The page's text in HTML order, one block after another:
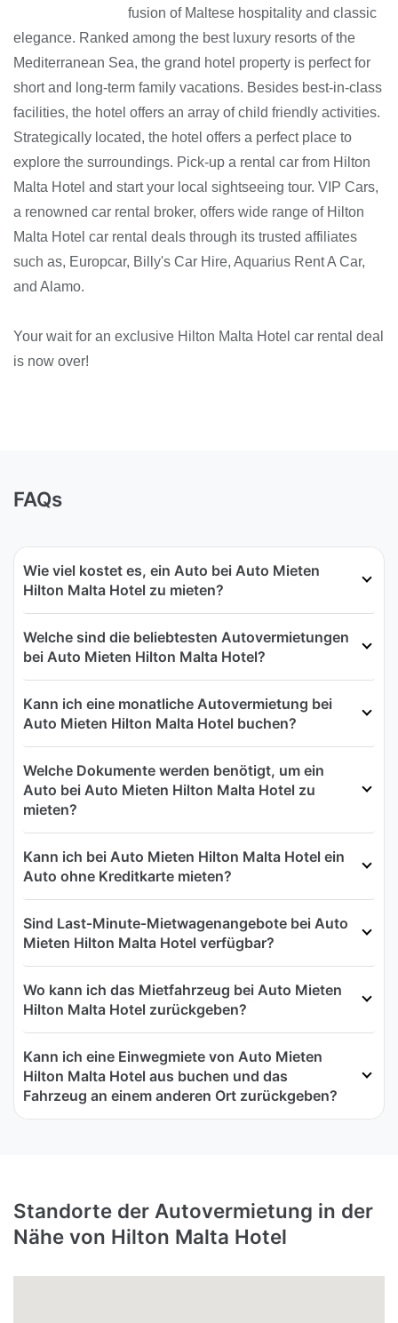
fusion of Maltese hospitality and classic
elegance. Ranked among the best luxury resorts of the
Mediterranean Sea, the grand hotel property is perfect for
short and long-term family vacations. Besides best-in-class
facilities, the hotel offers an array of child friendly activities.
Strategically located, the hotel offers a perfect place to
explore the surroundings. Pick-up a rental car from Hilton
Malta Hotel and start your local sightseeing tour. VIP Cars,
a renowned car rental broker, offers wide range of Hilton
Malta Hotel car rental deals through its trusted affiliates
such as, Europcar, Billy's Car Hire, Aquarius Rent A Car,
and Alamo.
Your wait for an exclusive Hilton Malta Hotel car rental deal
is now over!
FAQs
Wie viel kostet es, ein Auto bei Auto Mieten
Hilton Malta Hotel zu mieten?
Welche sind die beliebtesten Autovermietungen
bei Auto Mieten Hilton Malta Hotel?
Kann ich eine monatliche Autovermietung bei
Auto Mieten Hilton Malta Hotel buchen?
Welche Dokumente werden benötigt, um ein
Auto bei Auto Mieten Hilton Malta Hotel zu
mieten?
Kann ich bei Auto Mieten Hilton Malta Hotel ein
Auto ohne Kreditkarte mieten?
Sind Last‑Minute‑Mietwagenangebote bei Auto
Mieten Hilton Malta Hotel verfügbar?
Wo kann ich das Mietfahrzeug bei Auto Mieten
Hilton Malta Hotel zurückgeben?
Kann ich eine Einwegmiete von Auto Mieten
Hilton Malta Hotel aus buchen und das
Fahrzeug an einem anderen Ort zurückgeben?
Standorte der Autovermietung in der
Nähe von Hilton Malta Hotel